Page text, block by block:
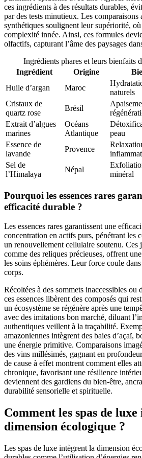
ces ingrédients à des résultats durables,
par des tests minutieux. Les comparaisons
synthétiques soulignent leur supériorité,
complexité innée. Ainsi, ces formules
olfactifs, capturant l’âme des paysages
Ingrédients phares et leurs bienfaits
Ingrédient
Origine
Huile d’argan
Maroc
naturels
Cristaux de
quartz rose
Brésil
Extrait d’algues
marines
Océans
Atlantique
peau
Essence de
lavande
Provence
Sel de
l’Himalaya
Népal
minéral
Pourquoi les essences rares
efficacité durable ?
Les essences rares garantissent une
concentration en actifs purs, pénétrant les
un renouvellement cellulaire soutenu. Ces
comme des reliques précieuses, offrent
les soins éphémères. Leur force coule
corps.
Récoltées à des sommets inaccessibles ou
ces essences libèrent des composés qui
un écosystème se régénère après une
avec des imitations bon marché, diluant
authentiques veillent à la traçabilité.
amazoniennes intègrent des baies d’açaï,
une énergie primitive. Comparaisons
des vins millésimés, gagnant en
de cause à effet montrent comment elles
chronique, favorisant une résilience
deviennent des gardiens du bien-être,
durabilité sensorielle et spirituelle.
Comment les spas de
dimension écologique ?
Les spas de luxe intègrent la dimension